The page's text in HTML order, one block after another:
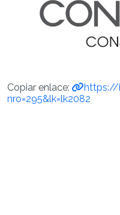
Copiar enlace:
https://
nro=295&lk=lk2082